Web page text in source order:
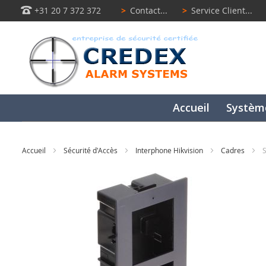
+31 20 7 372 372 > Contact... > Service Client...
Accueil
Accueil Sécurité d'Accès Interphone Hikvision Cadres